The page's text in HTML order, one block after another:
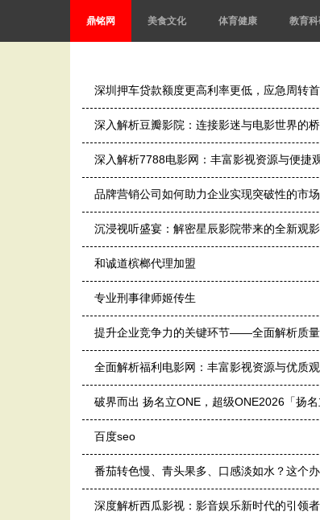
鼎铭网 美食文化 体育健康 教育
深圳押车贷款额度更高利率更低，应急周转
深入解析豆瓣影院：连接影迷与电影世界的
深入解析7788电影网：丰富影视资源与便捷
品牌营销公司如何助力企业实现突破性的市
沉浸视听盛宴：解密星辰影院带来的全新观
和诚道槟榔代理加盟
专业刑事律师姬传生
提升企业竞争力的关键环节——全面解析质
全面解析福利电影网：丰富影视资源与优质
破界而出 扬名立ONE，超级ONE2026「扬
百度seo
番茄转色慢、青头果多、口感淡如水？这个
深度解析西瓜影视：影音娱乐新时代的引领者